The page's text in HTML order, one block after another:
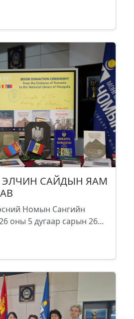
САЙДЫН ЯАМ
Номын Сангийн
оны 5 дугаар сарын 26...